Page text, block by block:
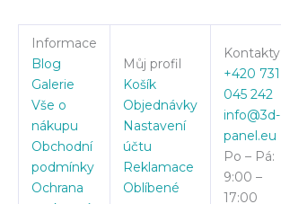
Informace
Blog
Galerie
Vše o
nákupu
Obchodní
podmínky
Ochrana
Můj profil
Košík
Objednávky
Nastavení
účtu
Reklamace
Oblíbené
Kontakty
+420 731
045 242
info@3d-
panel.eu
Po – Pá:
9:00 –
17:00